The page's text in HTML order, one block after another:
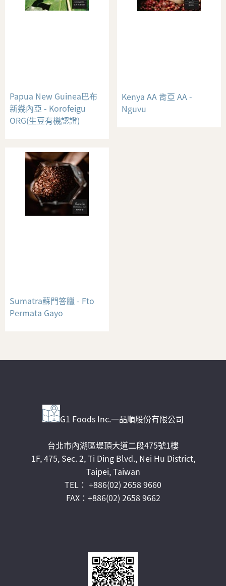
Papua New Guinea巴布
新幾內亞 - Korofeigu
ORG(生豆有機認證)
Kenya AA 肯亞 AA -
Nguvu
Sumatra蘇門答臘 - Fto
Permata Gayo
G1 Foods Inc.一品順股份有限公司
台北市內湖區堤頂大道二段475號1樓
1F, 475, Sec. 2, Ti Ding Blvd., Nei Hu District,
Taipei, Taiwan
TEL： +886(02) 2658 9660
FAX：+886(02) 2658 9662